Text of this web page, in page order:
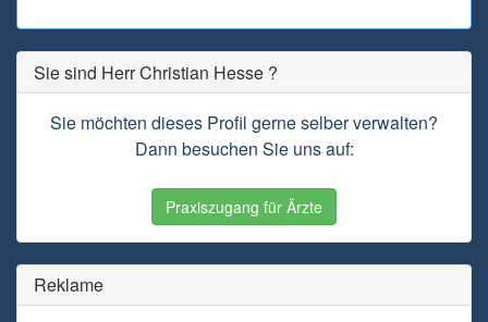
Sie sind Herr Christian Hesse ?
Sie möchten dieses Profil gerne selber verwalten?
Dann besuchen Sie uns auf:
Praxiszugang für Ärzte
Reklame